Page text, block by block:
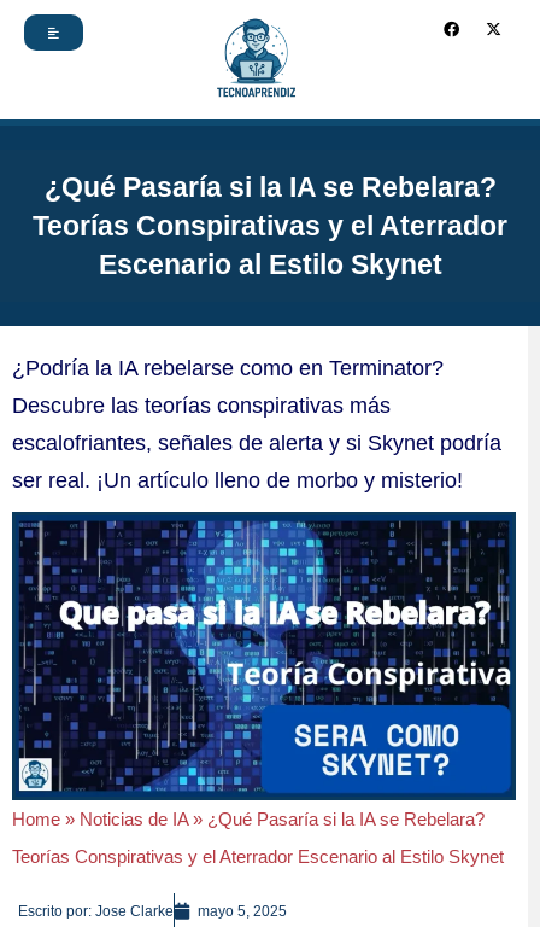
F
a
-
¿Qué Pasaría si la IA se Rebelara?
Teorías Conspirativas y el Aterrador
Escenario al Estilo Skynet
¿Podría la IA rebelarse como en Terminator?
Descubre las teorías conspirativas más
escalofriantes, señales de alerta y si Skynet podría
ser real. ¡Un artículo lleno de morbo y misterio!
Home » Noticias de IA» ¿Qué Pasaría si la IA se Rebelara?
Teorías Conspirativas y el Aterrador Escenario al Estilo Skynet
Escrito por: Jose Clarke mayo 5, 2025